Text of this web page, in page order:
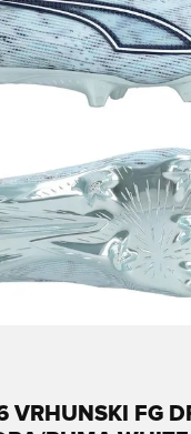
VRHUNSKI FG